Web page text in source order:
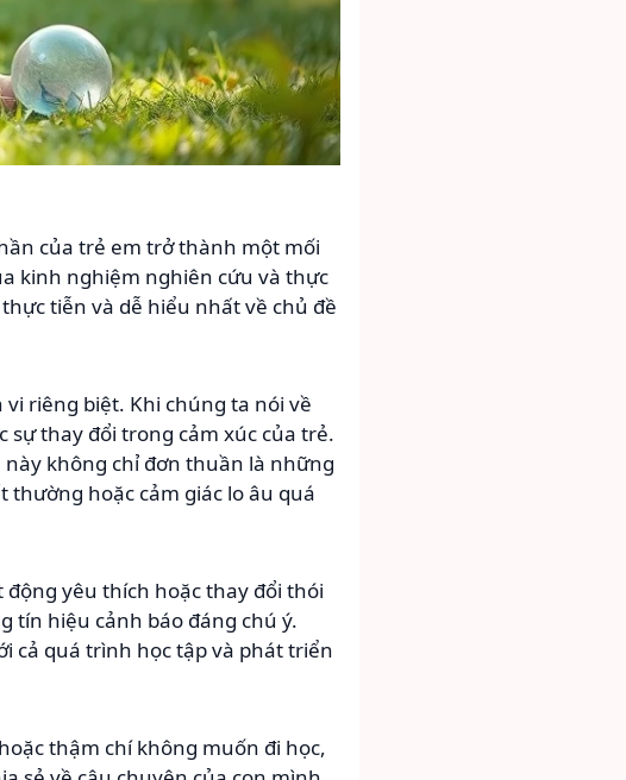
của trẻ em trở thành một mối
kinh nghiệm nghiên cứu và thực
tiễn và dễ hiểu nhất về chủ đề
riêng biệt. Khi chúng ta nói về
thay đổi trong cảm xúc của trẻ.
không chỉ đơn thuần là những
thường hoặc cảm giác lo âu quá
yêu thích hoặc thay đổi thói
tín hiệu cảnh báo đáng chú ý.
cả quá trình học tập và phát triển
thậm chí không muốn đi học,